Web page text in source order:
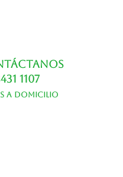
1107
a domicilio